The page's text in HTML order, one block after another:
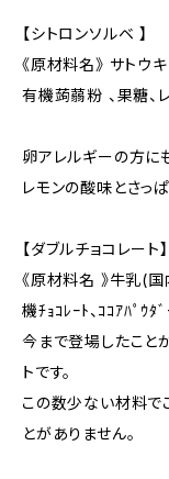
【シトロンソルベ 】
《原材料名》 サトウキ
有機蒟蒻粉 、果糖、
卵アレルギーの方に
レモンの酸味とさっ
【ダブルチョコレート】
《原材料名 》牛乳(国
機ﾁｮｺﾚｰﾄ、ｺｺｱﾊﾟｳﾀ
今まで登場したこと
トです。
この数少ない材料で
とがありません。